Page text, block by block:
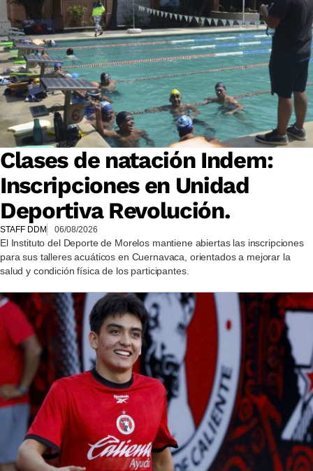
Clases de natación Indem:
Inscripciones en Unidad
Deportiva Revolución.
STAFF DDM 06/08/2026
El Instituto del Deporte de Morelos mantiene abiertas las inscripciones
para sus talleres acuáticos en Cuernavaca, orientados a mejorar la
salud y condición física de los participantes.